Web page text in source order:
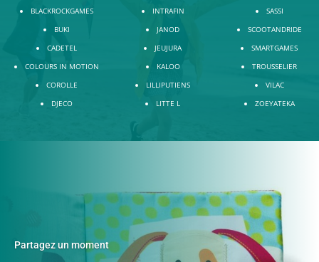
BLACKROCKGAMES
BUKI
CADETEL
COLOURS IN MOTION
COROLLE
DJECO
INTRAFIN
JANOD
JEUJURA
KALOO
LILLIPUTIENS
LITTE L
SASSI
SCOOTANDRIDE
SMARTGAMES
TROUSSELIER
VILAC
ZOEYATEKA
Partagez un moment